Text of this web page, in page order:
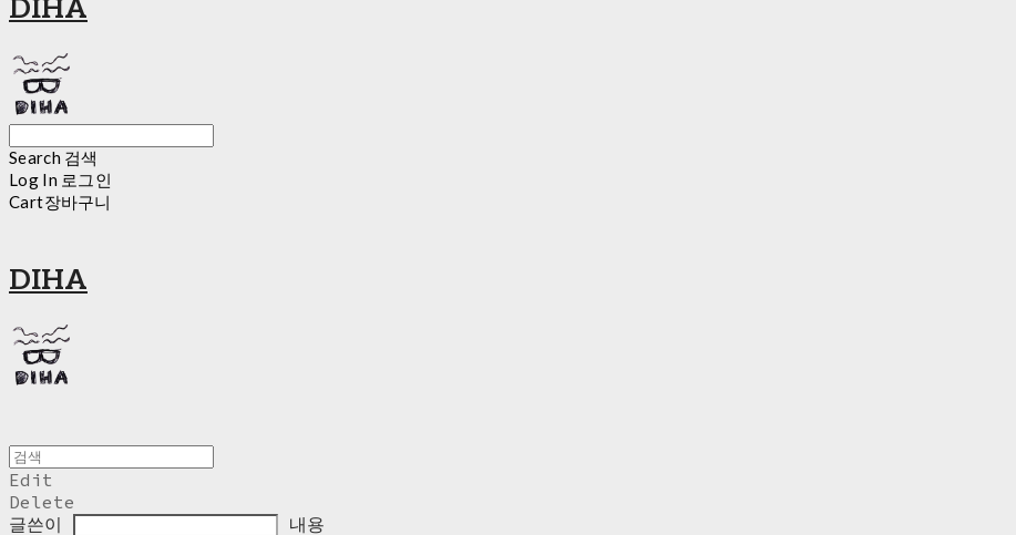
DIHA
Search 검색
Log In 로그인
Cart장바구니
DIHA
Edit
Delete
글쓴이
내용